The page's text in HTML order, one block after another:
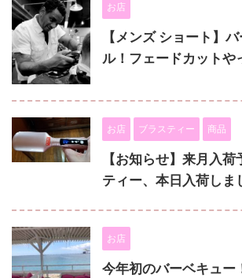
お店
【メンズ ショート】
ル！フェードカットや
お店 ブラスティー 商品
【お知らせ】来月入
ティー、本日入荷しま
お店
今年初のバーベキュー